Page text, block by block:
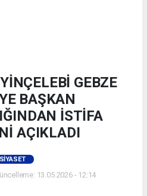
GEBZE
BAŞKAN
İSTİFA
AÇIKLADI
SIYASET
13.05.2026 - 12:14